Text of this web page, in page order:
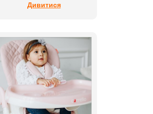
Дивитися